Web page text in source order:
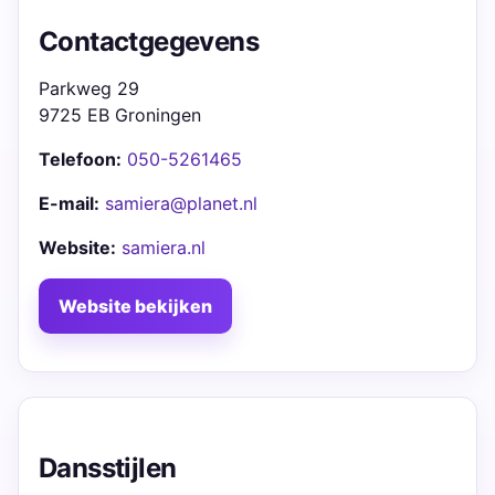
Contactgegevens
Parkweg 29
9725 EB Groningen
Telefoon: 050-5261465
E-mail: samiera@planet.nl
Website: samiera.nl
Website bekijken
Dansstijlen